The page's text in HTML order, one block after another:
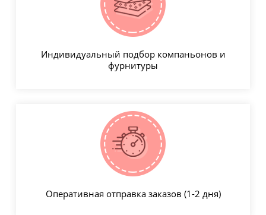
Индивидуальный подбор компаньонов и
фурнитуры
Оперативная отправка заказов (1-2 дня)